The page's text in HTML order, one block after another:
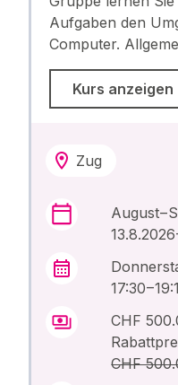
Aufgaben den
Computer.
Kurs anzeigen
Zug
August –
17:30 –
CHF
CHF